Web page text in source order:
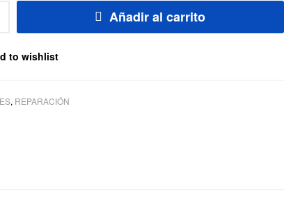
Añadir al carrito
to wishlist
, REPARACIÓN